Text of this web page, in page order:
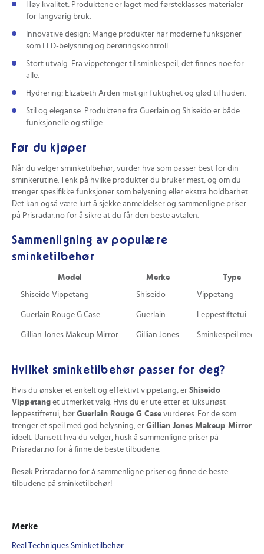
Høy kvalitet: Produktene er laget med førsteklasses materialer
for langvarig bruk.
Innovative design: Mange produkter har moderne funksjoner
som LED-belysning og berøringskontroll.
Stort utvalg: Fra vippetenger til sminkespeil, det finnes noe for
alle.
Hydrering: Elizabeth Arden mist gir fuktighet og glød til huden.
Stil og eleganse: Produktene fra Guerlain og Shiseido er både
funksjonelle og stilige.
Før du kjøper
Når du velger sminketilbehør, vurder hva som passer best for din
sminkerutine. Tenk på hvilke produkter du bruker mest, og om du
trenger spesifikke funksjoner som belysning eller ekstra holdbarhet.
Det kan også være lurt å sjekke anmeldelser og sammenligne priser
på Prisradar.no for å sikre at du får den beste avtalen.
Sammenligning av populære
sminketilbehør
Model Merke Type
Shiseido Vippetang Shiseido Vippetang
Guerlain Rouge G Case Guerlain Leppestiftetui
Gillian Jones Makeup Mirror Gillian Jones Sminkespeil med
Hvilket sminketilbehør passer for deg?
Hvis du ønsker et enkelt og effektivt vippetang, er Shiseido
Vippetang et utmerket valg. Hvis du er ute etter et luksuriøst
leppestiftetui, bør Guerlain Rouge G Case vurderes. For de som
trenger et speil med god belysning, er Gillian Jones Makeup Mirror
ideelt. Uansett hva du velger, husk å sammenligne priser på
Prisradar.no for å finne de beste tilbudene.
Besøk Prisradar.no for å sammenligne priser og finne de beste
tilbudene på sminketilbehør!
Merke
Real Techniques Sminketilbehør